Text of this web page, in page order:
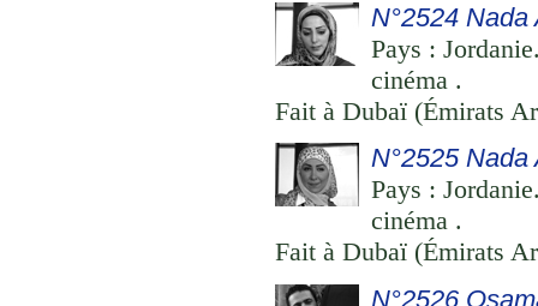
N°2524 Nada
Pays :
cinéma .
Fait à Dubaï (Émirats
N°2525 Nada
Pays :
cinéma .
Fait à Dubaï (Émirats
N°2526